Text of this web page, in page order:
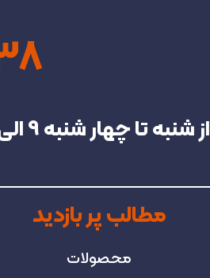
از شنبه تا چهار شنبه‌ 9 الی 17 و پنج شنبه تا 13 در خدمت شما هستیم.
مطالب پر بازدید
محصولات